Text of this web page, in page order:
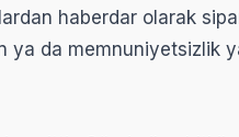
haberdar olarak
da memnuniyetsizlik